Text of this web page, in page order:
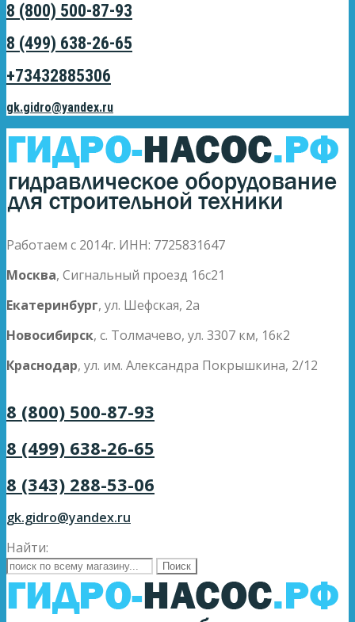
8 (800) 500-87-93
8 (499) 638-26-65
+73432885306
gk.gidro@yandex.ru
Работаем с 2014г. ИНН: 7725831647
Москва, Сигнальный проезд 16с21
Екатеринбург, ул. Шефская, 2а
Новосибирск, с. Толмачево, ул. 3307 км, 16к2
Краснодар, ул. им. Александра Покрышкина, 2/12
8 (800) 500-87-93
8 (499) 638-26-65
8 (343) 288-53-06
gk.gidro@yandex.ru
Найти: